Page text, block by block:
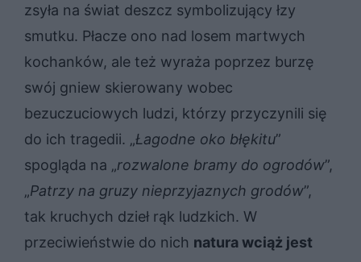
zsyła na świat deszcz symbolizujący łzy
smutku. Płacze ono nad losem martwych
kochanków, ale też wyraża poprzez burzę
swój gniew skierowany wobec
bezuczuciowych ludzi, którzy przyczynili się
do ich tragedii. „Łagodne oko błękitu”
spogląda na „rozwalone bramy do ogrodów”,
„Patrzy na gruzy nieprzyjaznych grodów”,
tak kruchych dzieł rąk ludzkich. W
przeciwieństwie do nich natura wciąż jest